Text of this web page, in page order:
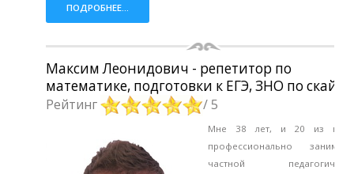
ПОДРОБНЕЕ...
Максим Леонидович - репетитор по
математике, подготовки к ЕГЭ, ЗНО по скайпу
Рейтинг / 5
Мне 38 лет, и 20 из них
профессионально
частной